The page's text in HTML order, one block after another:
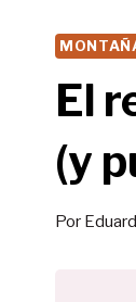
El
(y
Por